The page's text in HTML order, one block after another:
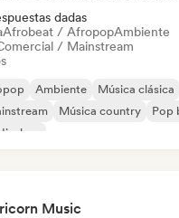
dadas
Afrobeat / AfropopAmbiente
/ Mainstream
Ambiente
Música clásica
Música country
Pop
hop
Music